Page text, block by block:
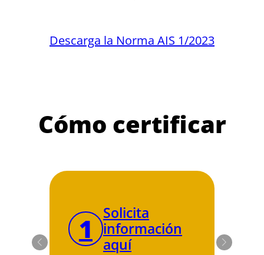
Descarga la Norma AIS 1/2023
Cómo certificar
1
Solicita
información
aquí